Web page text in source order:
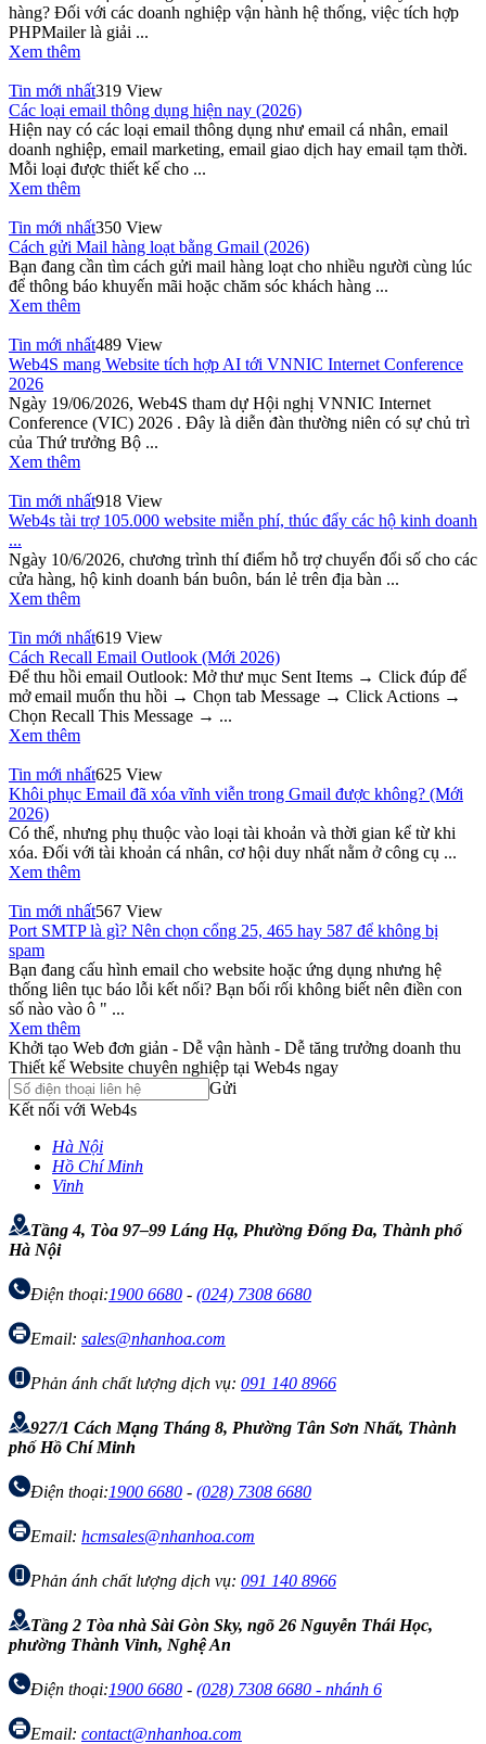
hàng? Đối với các doanh nghiệp vận hành hệ thống, việc tích hợp
PHPMailer là giải ...
Xem thêm
Tin mới nhất319 View
Các loại email thông dụng hiện nay (2026)
Hiện nay có các loại email thông dụng như email cá nhân, email
doanh nghiệp, email marketing, email giao dịch hay email tạm thời.
Mỗi loại được thiết kế cho ...
Xem thêm
Tin mới nhất350 View
Cách gửi Mail hàng loạt bằng Gmail (2026)
Bạn đang cần tìm cách gửi mail hàng loạt cho nhiều người cùng lúc
để thông báo khuyến mãi hoặc chăm sóc khách hàng ...
Xem thêm
Tin mới nhất489 View
Web4S mang Website tích hợp AI tới VNNIC Internet Conference
2026
Ngày 19/06/2026, Web4S tham dự Hội nghị VNNIC Internet
Conference (VIC) 2026 . Đây là diễn đàn thường niên có sự chủ trì
của Thứ trưởng Bộ ...
Xem thêm
Tin mới nhất918 View
Web4s tài trợ 105.000 website miễn phí, thúc đẩy các hộ kinh doanh
...
Ngày 10/6/2026, chương trình thí điểm hỗ trợ chuyển đổi số cho các
cửa hàng, hộ kinh doanh bán buôn, bán lẻ trên địa bàn ...
Xem thêm
Tin mới nhất619 View
Cách Recall Email Outlook (Mới 2026)
Để thu hồi email Outlook: Mở thư mục Sent Items → Click đúp để
mở email muốn thu hồi → Chọn tab Message → Click Actions →
Chọn Recall This Message → ...
Xem thêm
Tin mới nhất625 View
Khôi phục Email đã xóa vĩnh viễn trong Gmail được không? (Mới
2026)
Có thể, nhưng phụ thuộc vào loại tài khoản và thời gian kể từ khi
xóa. Đối với tài khoản cá nhân, cơ hội duy nhất nằm ở công cụ ...
Xem thêm
Tin mới nhất567 View
Port SMTP là gì? Nên chọn cổng 25, 465 hay 587 để không bị
spam
Bạn đang cấu hình email cho website hoặc ứng dụng nhưng hệ
thống liên tục báo lỗi kết nối? Bạn bối rối không biết nên điền con
số nào vào ô " ...
Xem thêm
Khởi tạo Web đơn giản - Dễ vận hành - Dễ tăng trưởng doanh thu
Thiết kế Website chuyên nghiệp tại Web4s ngay
Gửi
Kết nối với Web4s
Hà Nội
Hồ Chí Minh
Vinh
Tầng 4, Tòa 97–99 Láng Hạ, Phường Đống Đa, Thành phố
Hà Nội
Điện thoại:1900 6680 - (024) 7308 6680
Email: sales@nhanhoa.com
Phản ánh chất lượng dịch vụ: 091 140 8966
927/1 Cách Mạng Tháng 8, Phường Tân Sơn Nhất, Thành
phố Hồ Chí Minh
Điện thoại:1900 6680 - (028) 7308 6680
Email: hcmsales@nhanhoa.com
Phản ánh chất lượng dịch vụ: 091 140 8966
Tầng 2 Tòa nhà Sài Gòn Sky, ngõ 26 Nguyễn Thái Học,
phường Thành Vinh, Nghệ An
Điện thoại:1900 6680 - (028) 7308 6680 - nhánh 6
Email: contact@nhanhoa.com